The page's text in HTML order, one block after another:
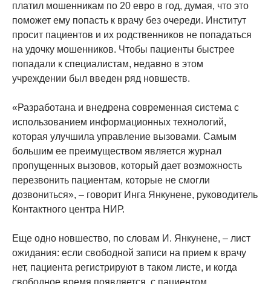
платил мошенникам по 20 евро в год, думая, что это
поможет ему попасть к врачу без очереди. Институт
просит пациентов и их родственников не попадаться
на удочку мошенников. Чтобы пациенты быстрее
попадали к специалистам, недавно в этом
учреждении был введен ряд новшеств.
«Разработана и внедрена современная система с
использованием информационных технологий,
которая улучшила управление вызовами. Самым
большим ее преимуществом является журнал
пропущенных вызовов, который дает возможность
перезвонить пациентам, которые не смогли
дозвониться», – говорит Инга Янкунене, руководитель
Контактного центра НИР.
Еще одно новшество, по словам И. Янкунене, – лист
ожидания: если свободной записи на прием к врачу
нет, пациента регистрируют в таком листе, и когда
свободное время появляется, с пациентом